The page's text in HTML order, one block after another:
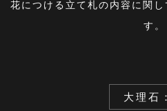
花につける立て札の内容に関し
す。
大理石